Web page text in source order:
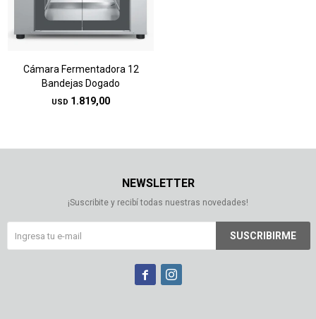
Cámara Fermentadora 12
Bandejas Dogado
USD 1.819,00
NEWSLETTER
¡Suscribite y recibí todas nuestras novedades!
SUSCRIBIRME
 